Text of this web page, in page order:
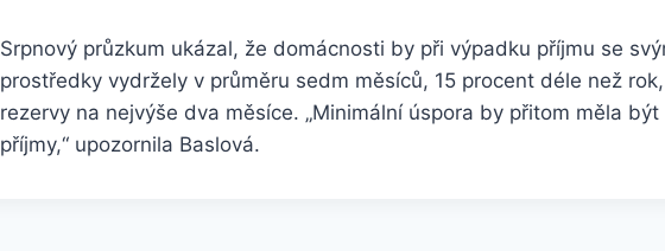
Srpnový průzkum ukázal, že domácnosti by při výpadku příjmu se
prostředky vydržely v průměru sedm měsíců, 15 procent déle než
rezervy na nejvýše dva měsíce. „Minimální úspora by přitom měla
příjmy,“ upozornila Baslová.